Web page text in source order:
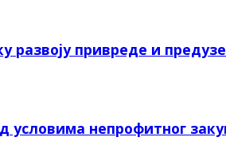
развоју привреде и
условима непрофитног